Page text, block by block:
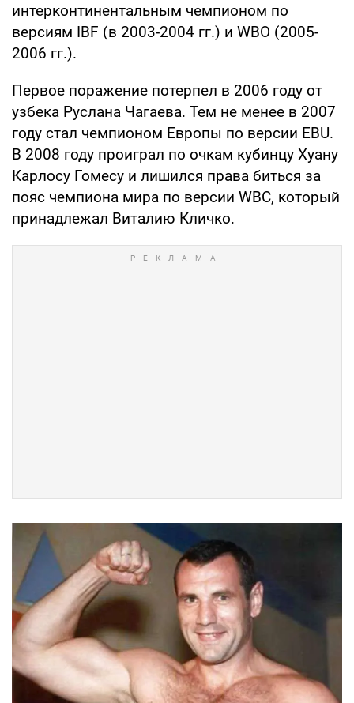
интерконтинентальным чемпионом по
версиям IBF (в 2003-2004 гг.) и WBO (2005-
2006 гг.).
Первое поражение потерпел в 2006 году от
узбека Руслана Чагаева. Тем не менее в 2007
году стал чемпионом Европы по версии EBU.
В 2008 году проиграл по очкам кубинцу Хуану
Карлосу Гомесу и лишился права биться за
пояс чемпиона мира по версии WBC, который
принадлежал Виталию Кличко.